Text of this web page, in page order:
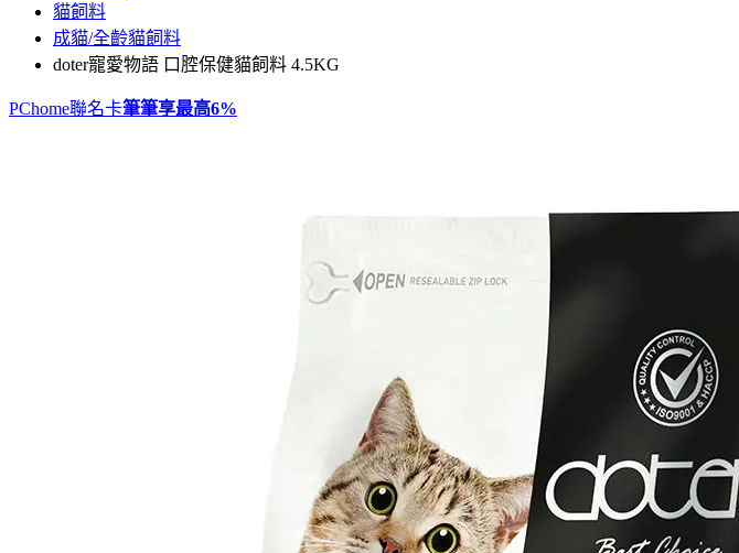
貓飼料
成貓/全齡貓飼料
doter寵愛物語 口腔保健貓飼料 4.5KG
PChome聯名卡筆筆享最高6%